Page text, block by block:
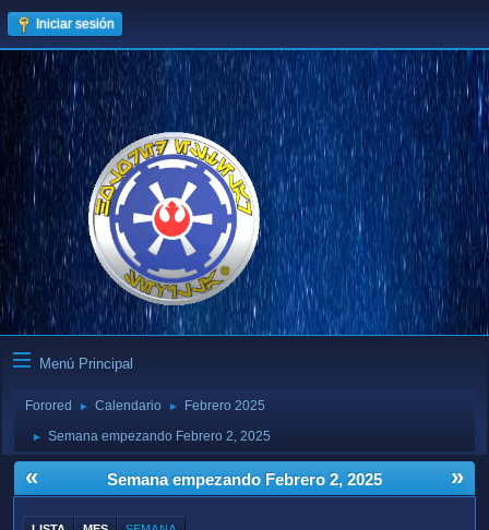
Iniciar sesión
Menú Principal
Forored ► Calendario ► Febrero 2025
► Semana empezando Febrero 2, 2025
« »
Semana empezando Febrero 2, 2025